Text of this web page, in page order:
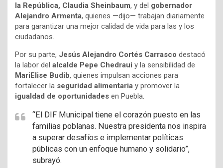
la República, Claudia Sheinbaum, y del gobernador
Alejandro Armenta, quienes —dijo— trabajan diariamente
para garantizar una mejor calidad de vida para las y los
ciudadanos.
Por su parte, Jesús Alejandro Cortés Carrasco destacó
la labor del alcalde Pepe Chedraui y la sensibilidad de
MariElise Budib, quienes impulsan acciones para
fortalecer la seguridad alimentaria y promover la
igualdad de oportunidades en Puebla.
“El DIF Municipal tiene el corazón puesto en las
familias poblanas. Nuestra presidenta nos inspira
a superar desafíos e implementar políticas
públicas con un enfoque humano y solidario”,
subrayó.